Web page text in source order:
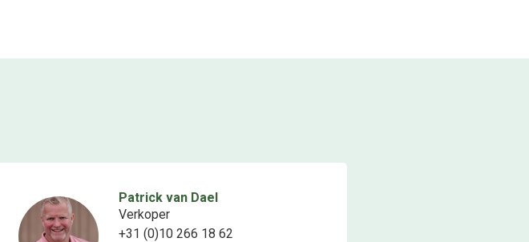
Patrick van Dael
Verkoper
+31 (0)10 266 18 62